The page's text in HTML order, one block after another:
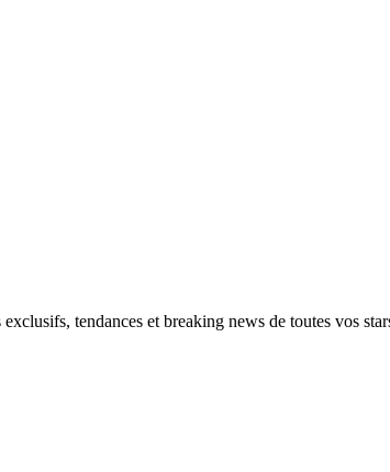
tendances et breaking news de toutes vos